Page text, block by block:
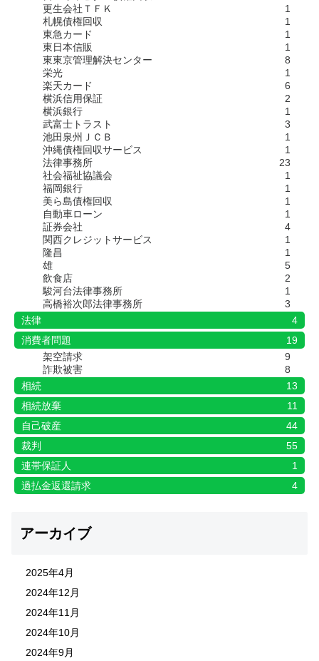
更生会社ＴＦＫ
1
札幌債権回収
1
東急カード
1
東日本信販
1
東東京管理解決センター
8
栄光
1
楽天カード
6
横浜信用保証
2
横浜銀行
1
武富士トラスト
3
池田泉州ＪＣＢ
1
沖縄債権回収サービス
1
法律事務所
23
社会福祉協議会
1
福岡銀行
1
美ら島債権回収
1
自動車ローン
1
証券会社
4
関西クレジットサービス
1
隆昌
1
雄
5
飲食店
2
駿河台法律事務所
1
高橋裕次郎法律事務所
3
法律
4
消費者問題
19
架空請求
9
詐欺被害
8
相続
13
相続放棄
11
自己破産
44
裁判
55
連帯保証人
1
過払金返還請求
4
アーカイブ
2025年4月
2024年12月
2024年11月
2024年10月
2024年9月